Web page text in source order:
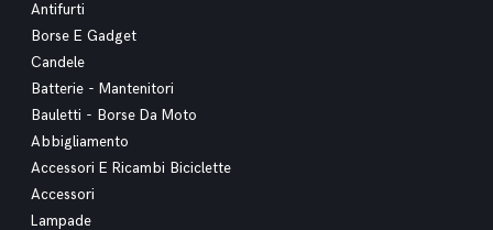
Antifurti
Borse E Gadget
Candele
Batterie - Mantenitori
Bauletti - Borse Da Moto
Abbigliamento
Accessori E Ricambi Biciclette
Accessori
Lampade